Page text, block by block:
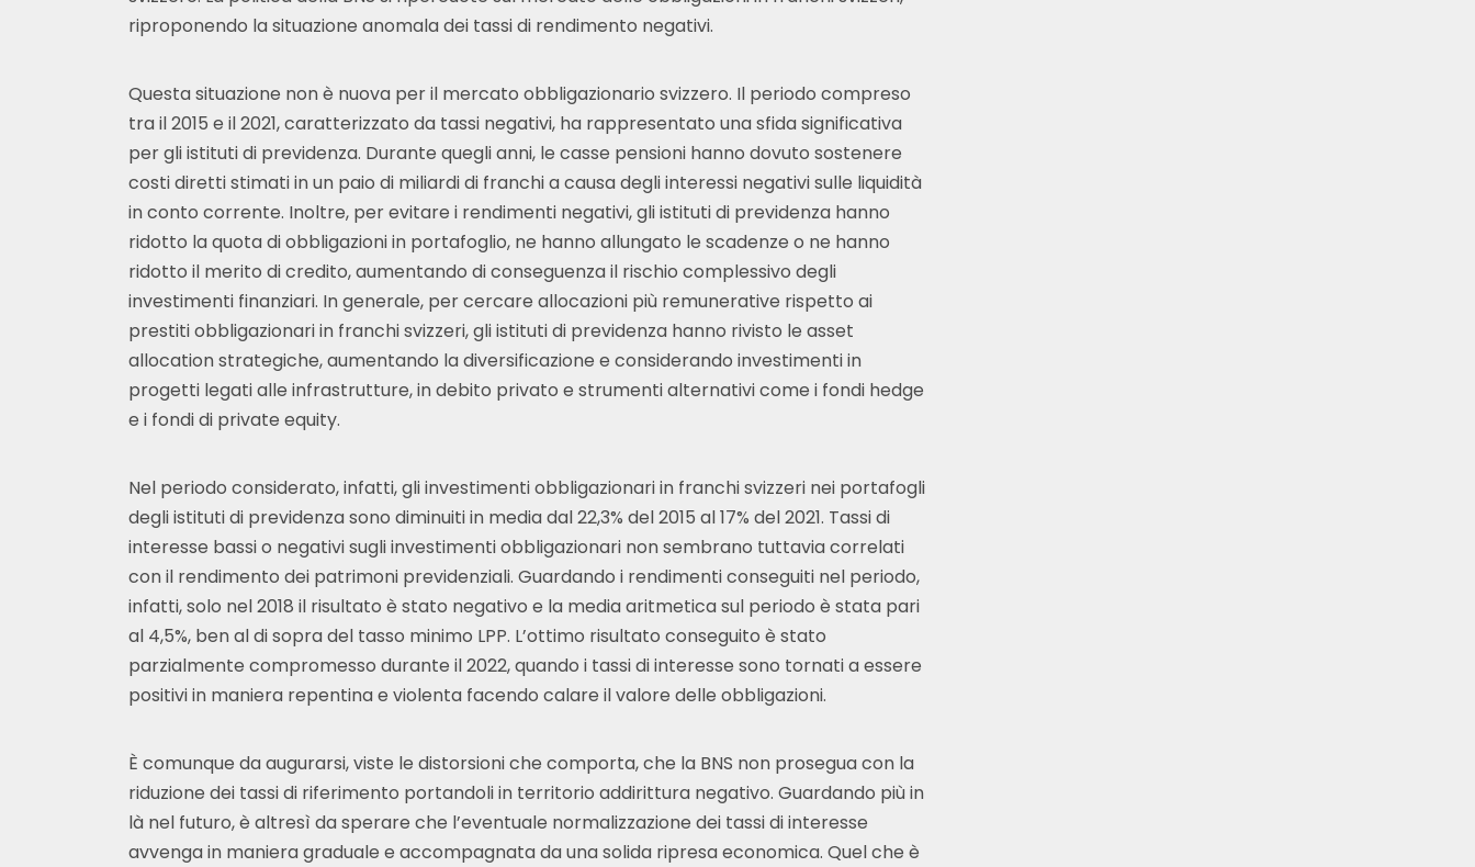
riproponendo la situazione anomala dei tassi di rendimento negativi.
Questa situazione non è nuova per il mercato obbligazionario svizzero. Il periodo compreso
tra il 2015 e il 2021, caratterizzato da tassi negativi, ha rappresentato una sfida significativa
per gli istituti di previdenza. Durante quegli anni, le casse pensioni hanno dovuto sostenere
costi diretti stimati in un paio di miliardi di franchi a causa degli interessi negativi sulle liquidità
in conto corrente. Inoltre, per evitare i rendimenti negativi, gli istituti di previdenza hanno
ridotto la quota di obbligazioni in portafoglio, ne hanno allungato le scadenze o ne hanno
ridotto il merito di credito, aumentando di conseguenza il rischio complessivo degli
investimenti finanziari. In generale, per cercare allocazioni più remunerative rispetto ai
prestiti obbligazionari in franchi svizzeri, gli istituti di previdenza hanno rivisto le asset
allocation strategiche, aumentando la diversificazione e considerando investimenti in
progetti legati alle infrastrutture, in debito privato e strumenti alternativi come i fondi hedge
e i fondi di private equity.
Nel periodo considerato, infatti, gli investimenti obbligazionari in franchi svizzeri nei portafogli
degli istituti di previdenza sono diminuiti in media dal 22,3% del 2015 al 17% del 2021. Tassi di
interesse bassi o negativi sugli investimenti obbligazionari non sembrano tuttavia correlati
con il rendimento dei patrimoni previdenziali. Guardando i rendimenti conseguiti nel periodo,
infatti, solo nel 2018 il risultato è stato negativo e la media aritmetica sul periodo è stata pari
al 4,5%, ben al di sopra del tasso minimo LPP. L’ottimo risultato conseguito è stato
parzialmente compromesso durante il 2022, quando i tassi di interesse sono tornati a essere
positivi in maniera repentina e violenta facendo calare il valore delle obbligazioni.
È comunque da augurarsi, viste le distorsioni che comporta, che la BNS non prosegua con la
riduzione dei tassi di riferimento portandoli in territorio addirittura negativo. Guardando più in
là nel futuro, è altresì da sperare che l’eventuale normalizzazione dei tassi di interesse
avvenga in maniera graduale e accompagnata da una solida ripresa economica. Quel che è